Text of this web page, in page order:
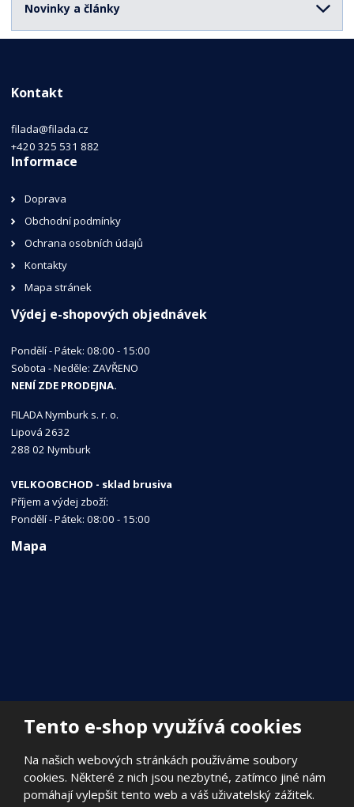
Tento e-shop využívá cookies
Na našich webových stránkách používáme soubory
cookies. Některé z nich jsou nezbytné, zatímco jiné nám
pomáhají vylepšit tento web a váš uživatelský zážitek.
Novinky a články
Kontakt
filada@filada.cz
+420 325 531 882
Informace
Doprava
Obchodní podmínky
Ochrana osobních údajů
Kontakty
Mapa stránek
Výdej e-shopových objednávek
Pondělí - Pátek: 08:00 - 15:00
Sobota - Neděle: ZAVŘENO
NENÍ ZDE PRODEJNA.
FILADA Nymburk s. r. o.
Lipová 2632
288 02 Nymburk
VELKOOBCHOD - sklad brusiva
Příjem a výdej zboží:
Pondělí - Pátek: 08:00 - 15:00
Mapa